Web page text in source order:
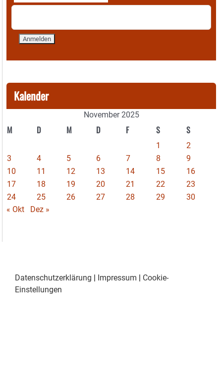
Kalender
November 2025
M D M D F S S
1
2
3
4 5 6 7 8
9
10
11 12 13 14 15
16
17
18 19 20 21 22
23
24
25 26 27 28 29
30
« Okt
Dez »
Datenschutzerklärung | Impressum | Cookie-
Einstellungen